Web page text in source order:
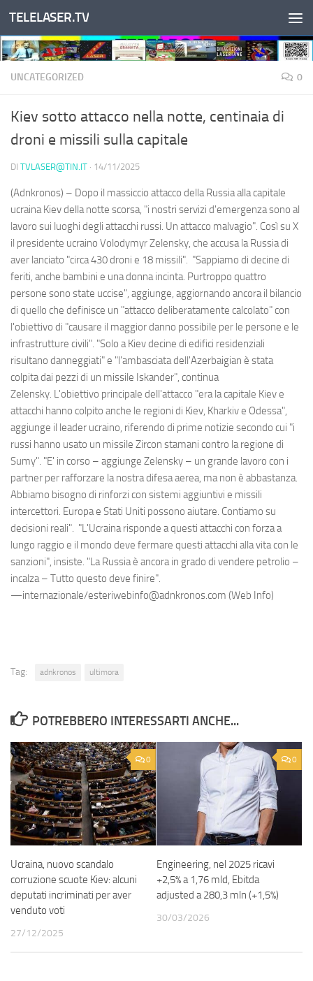
Salta al contenuto
TELELASER.TV
UNCATEGORIZED 0
Kiev sotto attacco nella notte, centinaia di
droni e missili sulla capitale
DI TVLASER@TIN.IT · 14/11/2025
(Adnkronos) – Dopo il massiccio attacco della Russia alla capitale
ucraina Kiev della notte scorsa, "i nostri servizi d'emergenza sono al
lavoro sui luoghi degli attacchi russi. Un attacco malvagio". Così su X
il presidente ucraino Volodymyr Zelensky, che accusa la Russia di
aver lanciato "circa 430 droni e 18 missili". "Sappiamo di decine di
feriti, anche bambini e una donna incinta. Purtroppo quattro
persone sono state uccise", aggiunge, aggiornando ancora il bilancio
di quello che definisce un "attacco deliberatamente calcolato" con
l'obiettivo di "causare il maggior danno possibile per le persone e le
infrastrutture civili". "Solo a Kiev decine di edifici residenziali
risultano danneggiati" e "l'ambasciata dell'Azerbaigian è stata
colpita dai pezzi di un missile Iskander", continua
Zelensky. L'obiettivo principale dell'attacco "era la capitale Kiev e
attacchi hanno colpito anche le regioni di Kiev, Kharkiv e Odessa",
aggiunge il leader ucraino, riferendo di prime notizie secondo cui "i
russi hanno usato un missile Zircon stamani contro la regione di
Sumy". "E' in corso – aggiunge Zelensky – un grande lavoro con i
partner per rafforzare la nostra difesa aerea, ma non è abbastanza.
Abbiamo bisogno di rinforzi con sistemi aggiuntivi e missili
intercettori. Europa e Stati Uniti possono aiutare. Contiamo su
decisioni reali". "L'Ucraina risponde a questi attacchi con forza a
lungo raggio e il mondo deve fermare questi attacchi alla vita con le
sanzioni", insiste. "La Russia è ancora in grado di vendere petrolio –
incalza – Tutto questo deve finire".
—internazionale/esteriwebinfo@adnkronos.com (Web Info)
Tag: adnkronos ultimora
POTREBBERO INTERESSARTI ANCHE...
0
Ucraina, nuovo scandalo
corruzione scuote Kiev: alcuni
deputati incriminati per aver
venduto voti
27/12/2025
0
Engineering, nel 2025 ricavi
+2,5% a 1,76 mld, Ebitda
adjusted a 280,3 mln (+1,5%)
30/03/2026